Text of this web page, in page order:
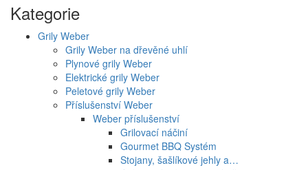
Kategorie
Grily Weber
Grily Weber na dřevěné uhlí
Plynové grily Weber
Elektrické grily Weber
Peletové grily Weber
Příslušenství Weber
Weber příslušenství
Grilovací náčiní
Gourmet BBQ Systém
Stojany, šašlíkové jehly a…